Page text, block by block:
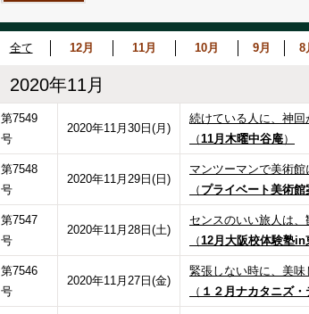
全て 12月 11月 10月 9月 8
2020年11月
第7549
号
2020年11月30日(月)
続けている人に、神回
（11月木曜中谷庵）
第7548
号
2020年11月29日(日)
マンツーマンで美術館
（ プライベート美術館
第7547
号
2020年11月28日(土)
センスのいい旅人は、
（12月大阪校体験塾in
第7546
号
2020年11月27日(金)
緊張しない時に、美味
（ １２月ナカタニズ